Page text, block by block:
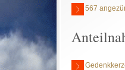
567